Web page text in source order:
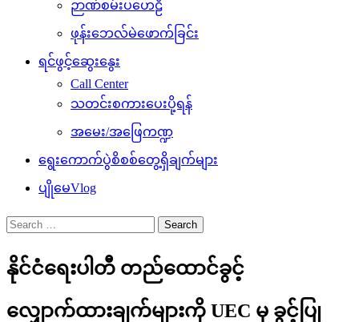
ဉာဏ်စမ်းပဟေဠိ
ဖုန်းဘေလ်မဲဖောက်ခြင်း
ရင်ဖွင့်ဆွေးနွေး
Call Center
သတင်းစကားပေးပို့ရန်
အမေး/အဖြေကဏ္ဍ
ရွေးကောက်ပွဲစိစစ်တွေ့ရှိချက်များ
ပျိုမေVlog
Search
for:
နိုင်ငံရေးပါတီ တည်ထောင်ခွင့်
လျှောက်ထားချက်များကို UEC မှ ခွင့်ပြု